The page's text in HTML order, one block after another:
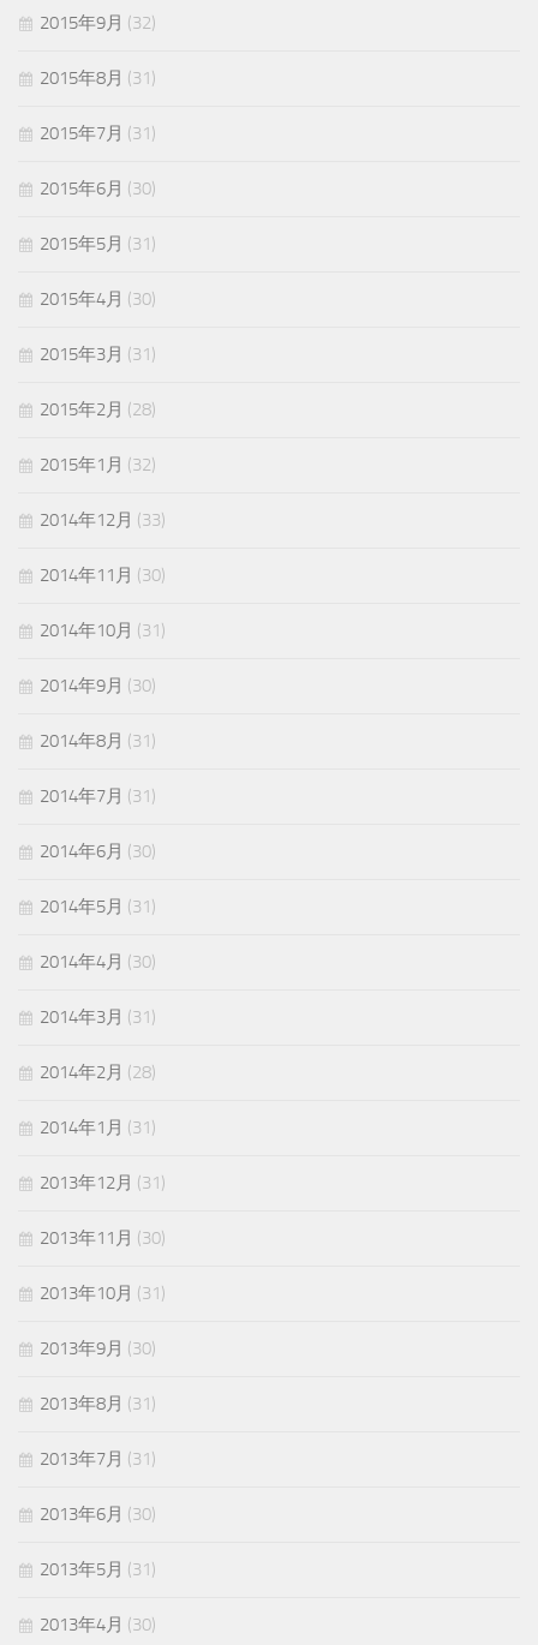
2015年9月 (32)
2015年8月 (31)
2015年7月 (31)
2015年6月 (30)
2015年5月 (31)
2015年4月 (30)
2015年3月 (31)
2015年2月 (28)
2015年1月 (32)
2014年12月 (33)
2014年11月 (30)
2014年10月 (31)
2014年9月 (30)
2014年8月 (31)
2014年7月 (31)
2014年6月 (30)
2014年5月 (31)
2014年4月 (30)
2014年3月 (31)
2014年2月 (28)
2014年1月 (31)
2013年12月 (31)
2013年11月 (30)
2013年10月 (31)
2013年9月 (30)
2013年8月 (31)
2013年7月 (31)
2013年6月 (30)
2013年5月 (31)
2013年4月 (30)